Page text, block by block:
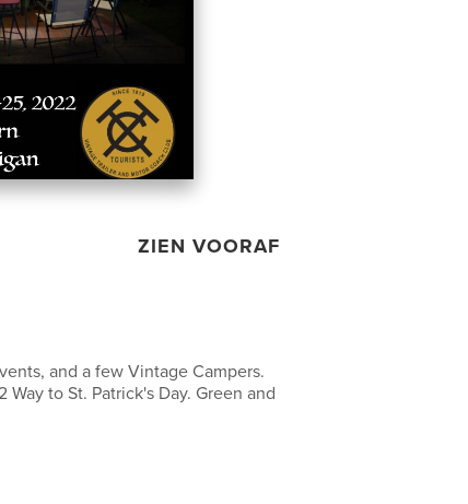
ZIEN VOORAF
and a few Vintage Campers.
to St. Patrick's Day. Green and